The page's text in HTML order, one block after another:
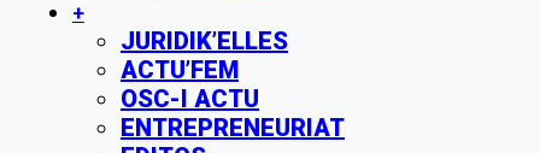
+
JURIDIK’ELLES
ACTU’FEM
OSC-I ACTU
ENTREPRENEURIAT